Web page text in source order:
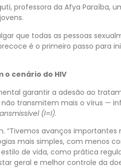
professora da Afya Paraíba,
que todas as pessoas
é o primeiro passo para
o cenário do HIV
garantir a adesão ao
transmitem mais o vírus —
(I=I).
avanços importantes
mais simples, com menos
de vida, como prática
geral e melhor controle da